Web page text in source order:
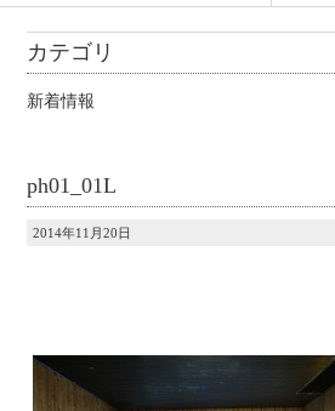
カテゴリ
新着情報
ph01_01L
2014年11月20日